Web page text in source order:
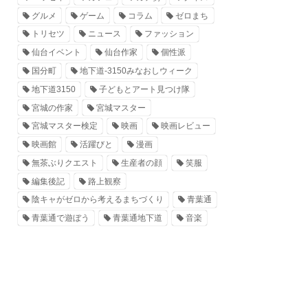
グルメ
ゲーム コラム
ゼロまち
トリセツ
ニュース
ファッション
仙台イベント
仙台作家
個性派
国分町
地下道-3150みなおしウィーク
地下道3150
子どもとアート見つけ隊
宮城の作家
宮城マスター
宮城マスター検定
映画
映画レビュー
映画館
活躍びと
漫画
無茶ぶりクエスト
生産者の顔
笑服
編集後記
路上観察
陰キャがゼロから考えるまちづくり
青葉通
青葉通で遊ぼう
青葉通地下道 音楽